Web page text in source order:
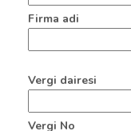
Firma adi
Vergi dairesi
Vergi No